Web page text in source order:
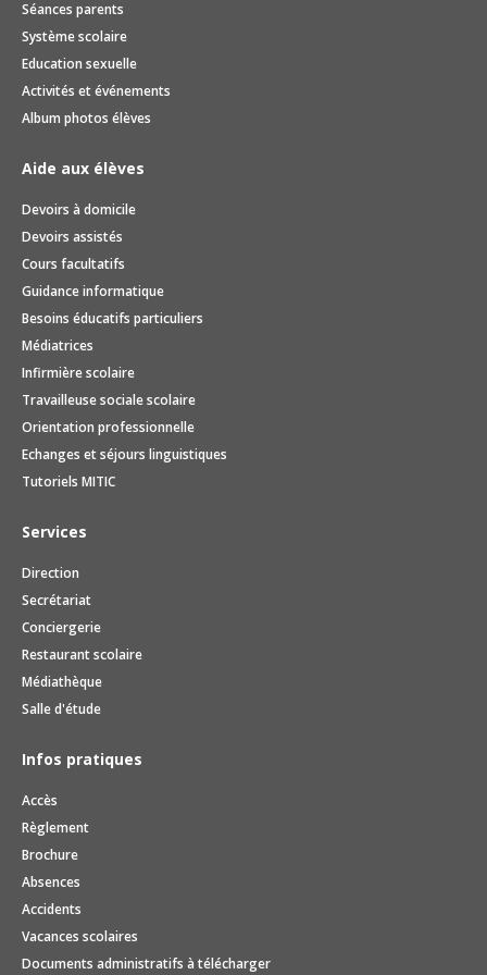
Séances parents
Système scolaire
Education sexuelle
Activités et événements
Album photos élèves
Aide aux élèves
Devoirs à domicile
Devoirs assistés
Cours facultatifs
Guidance informatique
Besoins éducatifs particuliers
Médiatrices
Infirmière scolaire
Travailleuse sociale scolaire
Orientation professionnelle
Echanges et séjours linguistiques
Tutoriels MITIC
Services
Direction
Secrétariat
Conciergerie
Restaurant scolaire
Médiathèque
Salle d'étude
Infos pratiques
Accès
Règlement
Brochure
Absences
Accidents
Vacances scolaires
Documents administratifs à télécharger